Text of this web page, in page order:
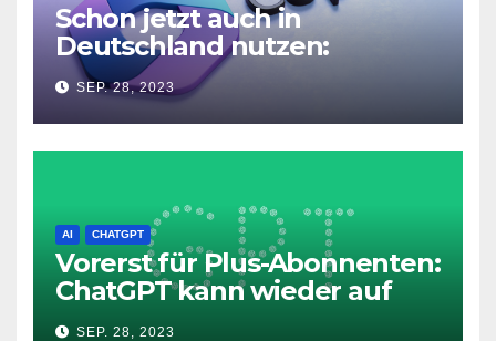
Schon jetzt auch in
Deutschland nutzen:
Microsoft Copilot in Windows
11 SEP. 28, 2023
AI CHATGPT
Vorerst für Plus-Abonnenten:
ChatGPT kann wieder auf
das Internet zugreifen
SEP. 28, 2023